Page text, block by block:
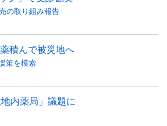
の取り組み報告
積んで被災地へ
策を模索
内薬局」議題に